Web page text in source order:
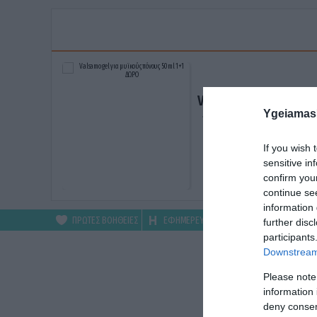
If you wish
sensitive
confirm
continue
information
further
Please
information
deny
Valsamo gel για
πόνους 50ml 1+1
ΑΓΟΡΑΣΕ ΤΟ
ΠΡΩΤΕΣ ΒΟΗΘΕΙΕΣ ΕΦΗΜΕΡΕΥΟΝΤΑ ΦΑΡΜΑΚΕΙΑ